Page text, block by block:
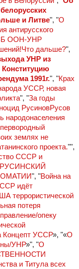
и Литве", "О
антирусского
ООН-УНР
дальше?",
УНР из
1991г.", "Крах
УССР, новая
", "За годы
РусиновРусов
народонаселения
землях не
проекта."",
СССР и
", "Война на
идёт
террористической
потеря
опеку
Концепт УССР», "«О
УНР»", "О
и Титула всех